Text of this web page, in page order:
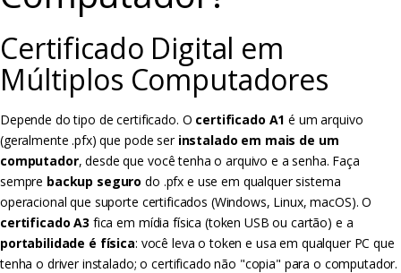
Certificado Digital em
Múltiplos Computadores
Depende do tipo de certificado. O certificado A1 é um arquivo
(geralmente .pfx) que pode ser instalado em mais de um
computador, desde que você tenha o arquivo e a senha. Faça
sempre backup seguro do .pfx e use em qualquer sistema
operacional que suporte certificados (Windows, Linux, macOS). O
certificado A3 fica em mídia física (token USB ou cartão) e a
portabilidade é física: você leva o token e usa em qualquer PC que
tenha o driver instalado; o certificado não "copia" para o computador.